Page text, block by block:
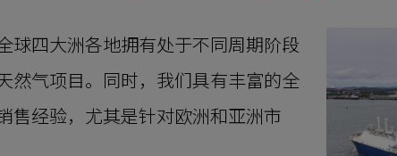
球四大洲各地拥有处于不同周期阶段
然气项目。同时，我们具有丰富的全
售经验，尤其是针对欧洲和亚洲市